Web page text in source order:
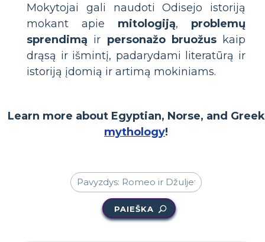
Mokytojai gali naudoti Odisejo istoriją
mokant apie mitologiją, problemų
sprendimą ir personažo bruožuskaip
drąsą ir išmintį, padarydami literatūrą ir
istoriją įdomią ir artimą mokiniams.
Learn more about Egyptian, Norse, and Greek
mythology!
PAIEŠKA